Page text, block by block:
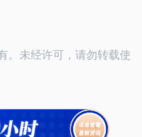
。未经许可，请勿转载使